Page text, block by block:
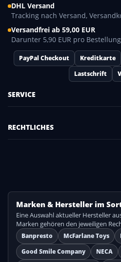
DHL Versand
Tracking nach Versand,
Versandfrei ab 59,00 EUR
Darunter 5,90 EUR pro
PayPal Checkout Kreditkarte
Lastschrift
SERVICE
RECHTLICHES
Marken & Hersteller im
Eine Auswahl aktueller Hersteller
Marken gehören den jeweiligen
Banpresto McFarlane Toys
Good Smile Company
NECA